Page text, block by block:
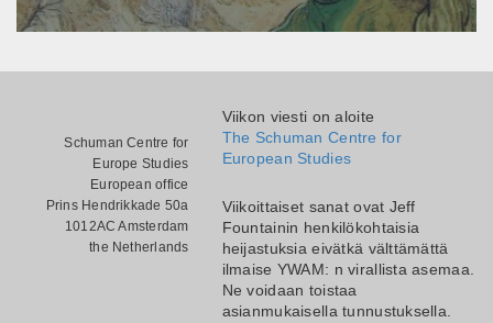
Schuman Centre for
Europe Studies
European office
Prins Hendrikkade 50a
1012AC Amsterdam
the Netherlands
Viikon viesti on aloite
The Schuman Centre for
European Studies
Viikoittaiset sanat ovat Jeff
Fountainin henkilökohtaisia
heijastuksia eivätkä välttämättä
ilmaise YWAM: n virallista asemaa.
Ne voidaan toistaa
asianmukaisella tunnustuksella.